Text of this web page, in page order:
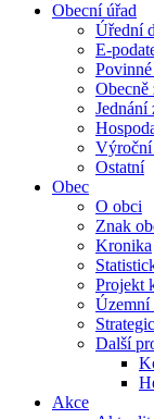
Obecní úřad
Úřední
E-
Obecně
Jednání
Výroční
Ostatní
Obec
O obci
Znak
Kronika
Projekt
Územní
Další
Akce